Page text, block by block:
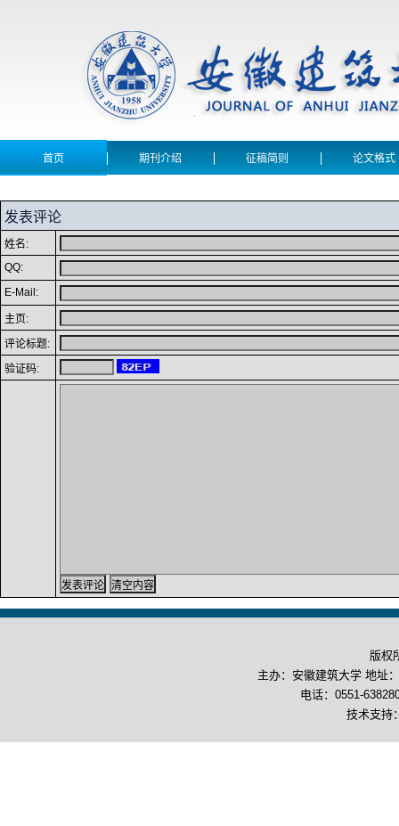
首页 期刊介绍 征稿简则 论文格式
发表评论
姓名:
QQ:
E-Mail:
主页:
评论标题:
验证码:
版权
主办：安徽建筑大学 地址
电话：0551-
技术支持